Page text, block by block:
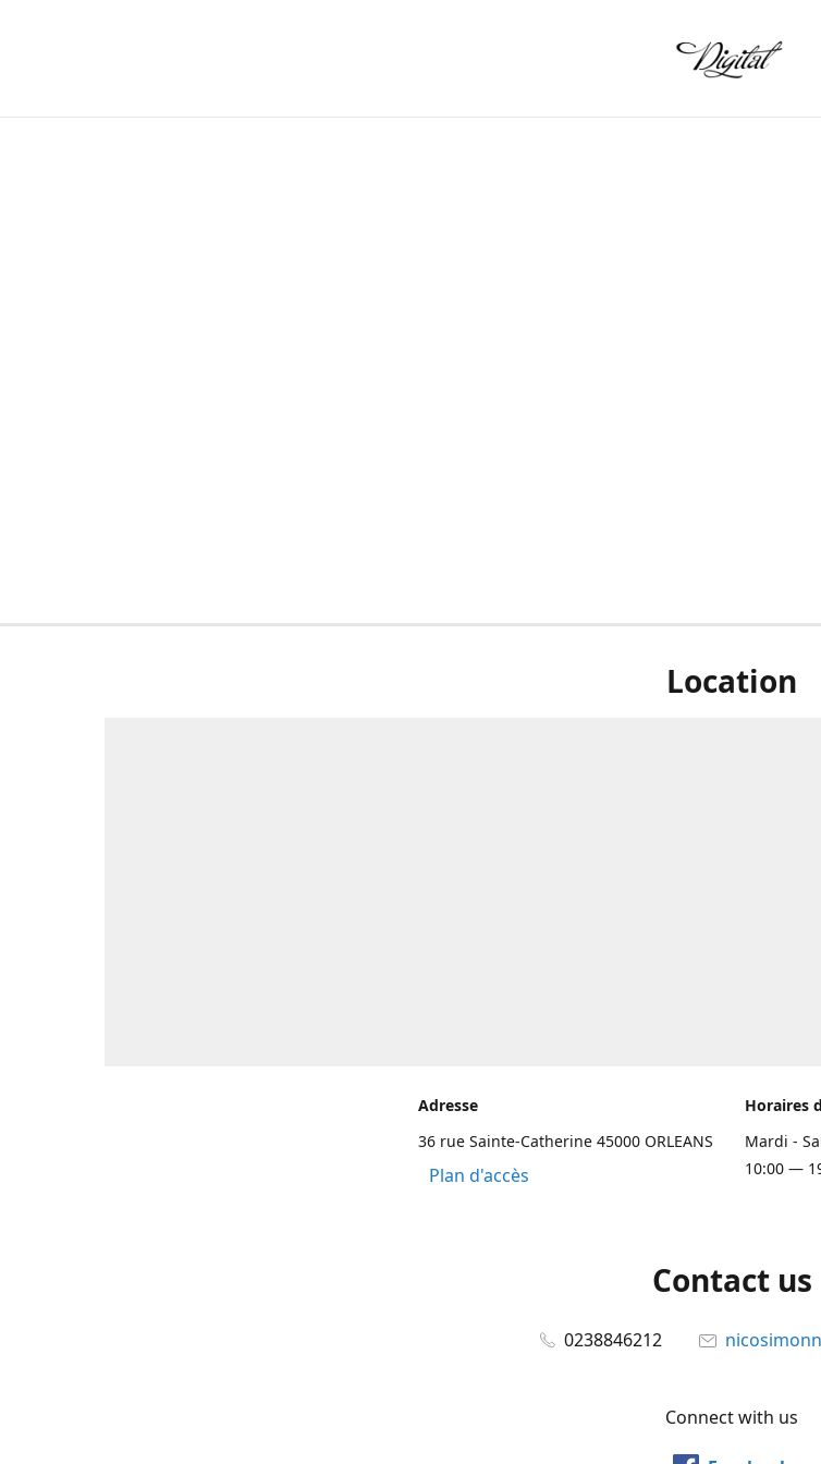
Location
Adresse
36 rue Sainte-Catherine 45000 ORLEANS
Plan d'accès
Horaires
Mardi -
10:00 —
Contact us
0238846212
Connect with us